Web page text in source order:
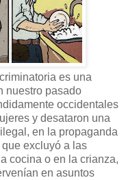
es una
nuestro pasado
occidentales
y desataron una
en la propaganda
excluyó a las
cocina o en la crianza,
en asuntos